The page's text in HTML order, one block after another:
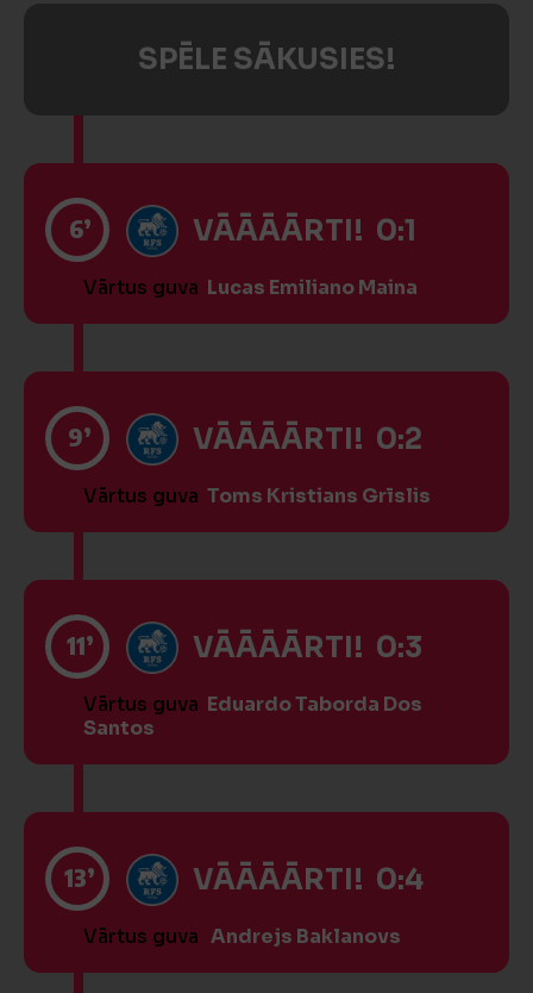
SPĒLE SĀKUSIES!
6’ VĀĀĀĀRTI! 0:1
Vārtus guva Lucas Emiliano Maina
9’ VĀĀĀĀRTI! 0:2
Vārtus guva Toms Kristians Grīslis
11’ VĀĀĀĀRTI! 0:3
Vārtus guva Eduardo Taborda Dos
Santos
13’ VĀĀĀĀRTI! 0:4
Vārtus guva Andrejs Baklanovs